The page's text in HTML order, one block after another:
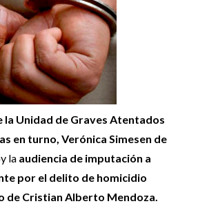
la Unidad de Graves Atentados
en turno, Verónica Simesen de
la audiencia de imputación a
por el delito de homicidio
de Cristian Alberto Mendoza.